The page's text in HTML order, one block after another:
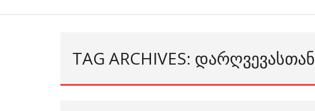
TAG ARCHIVES: ᲓᲐᲠᲦᲕᲔᲕᲐᲡᲗᲐᲜ